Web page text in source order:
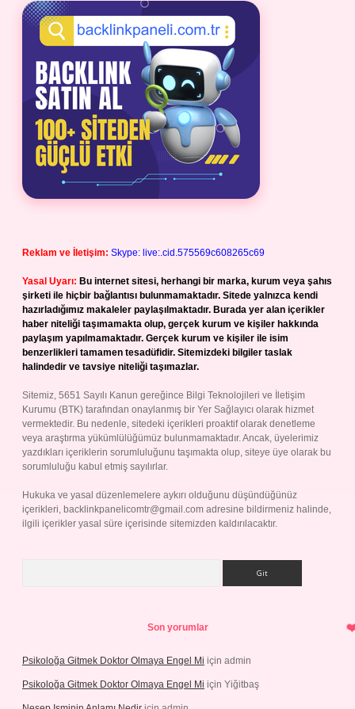
Reklam ve İletişim: Skype: live:.cid.575569c608265c69
Yasal Uyarı: Bu internet sitesi, herhangi bir marka, kurum veya şahıs
şirketi ile hiçbir bağlantısı bulunmamaktadır. Sitede yalnızca kendi
hazırladığımız makaleler paylaşılmaktadır. Burada yer alan içerikler
haber niteliği taşımamakta olup, gerçek kurum ve kişiler hakkında
paylaşım yapılmamaktadır. Gerçek kurum ve kişiler ile isim
benzerlikleri tamamen tesadüfidir. Sitemizdeki bilgiler taslak
halindedir ve tavsiye niteliği taşımazlar.
Sitemiz, 5651 Sayılı Kanun gereğince Bilgi Teknolojileri ve İletişim
Kurumu (BTK) tarafından onaylanmış bir Yer Sağlayıcı olarak hizmet
vermektedir. Bu nedenle, sitedeki içerikleri proaktif olarak denetleme
veya araştırma yükümlülüğümüz bulunmamaktadır. Ancak, üyelerimiz
yazdıkları içeriklerin sorumluluğunu taşımakta olup, siteye üye olarak bu
sorumluluğu kabul etmiş sayılırlar.
Hukuka ve yasal düzenlemelere aykırı olduğunu düşündüğünüz
içerikleri, backlinkpanelicomtr@gmail.com adresine bildirmeniz halinde,
ilgili içerikler yasal süre içerisinde sitemizden kaldırılacaktır.
Son yorumlar
Psikoloğa Gitmek Doktor Olmaya Engel Mi için admin
Psikoloğa Gitmek Doktor Olmaya Engel Mi için Yiğitbaş